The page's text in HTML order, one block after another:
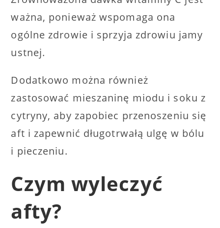
ważna, ponieważ wspomaga ona
ogólne zdrowie i sprzyja zdrowiu jamy
ustnej.
Dodatkowo można również
zastosować mieszaninę miodu i soku z
cytryny, aby zapobiec przenoszeniu się
aft i zapewnić długotrwałą ulgę w bólu
i pieczeniu.
Czym wyleczyć
afty?